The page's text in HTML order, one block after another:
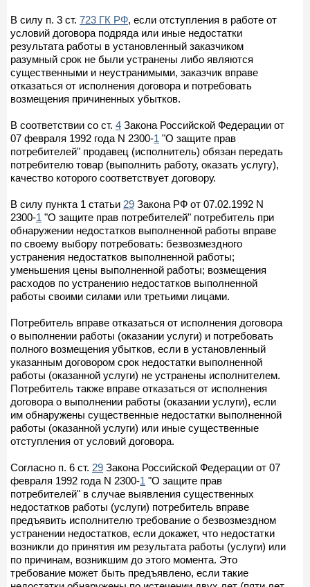
В силу п. 3 ст. 723 ГК РФ, если отступления в работе от
условий договора подряда или иные недостатки
результата работы в установленный заказчиком
разумный срок не были устранены либо являются
существенными и неустранимыми, заказчик вправе
отказаться от исполнения договора и потребовать
возмещения причиненных убытков.
В соответствии со ст. 4 Закона Российской Федерации от
07 февраля 1992 года N 2300-1 "О защите прав
потребителей" продавец (исполнитель) обязан передать
потребителю товар (выполнить работу, оказать услугу),
качество которого соответствует договору.
В силу пункта 1 статьи 29 Закона РФ от 07.02.1992 N
2300-1 "О защите прав потребителей" потребитель при
обнаружении недостатков выполненной работы вправе
по своему выбору потребовать: безвозмездного
устранения недостатков выполненной работы;
уменьшения цены выполненной работы; возмещения
расходов по устранению недостатков выполненной
работы своими силами или третьими лицами.
Потребитель вправе отказаться от исполнения договора
о выполнении работы (оказании услуги) и потребовать
полного возмещения убытков, если в установленный
указанным договором срок недостатки выполненной
работы (оказанной услуги) не устранены исполнителем.
Потребитель также вправе отказаться от исполнения
договора о выполнении работы (оказании услуги), если
им обнаружены существенные недостатки выполненной
работы (оказанной услуги) или иные существенные
отступления от условий договора.
Согласно п. 6 ст. 29 Закона Российской Федерации от 07
февраля 1992 года N 2300-1 "О защите прав
потребителей" в случае выявления существенных
недостатков работы (услуги) потребитель вправе
предъявить исполнителю требование о безвозмездном
устранении недостатков, если докажет, что недостатки
возникли до принятия им результата работы (услуги) или
по причинам, возникшим до этого момента. Это
требование может быть предъявлено, если такие